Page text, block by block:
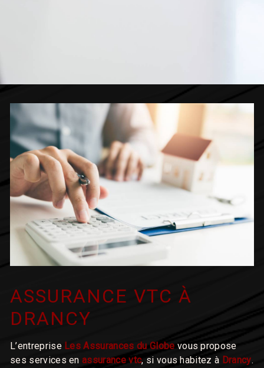
ASSURANCE VTC À
DRANCY
L’entreprise Les Assurances du Globe vous propose
ses services enassurance vtc, si vous habitez à Drancy.